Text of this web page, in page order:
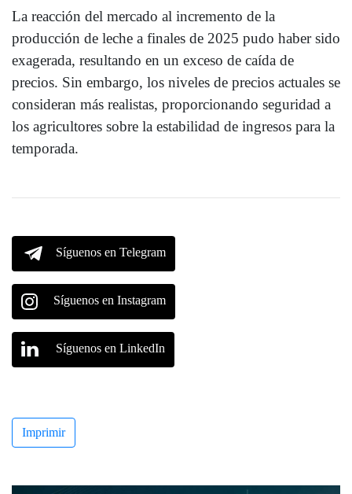
La reacción del mercado al incremento de la
producción de leche a finales de 2025 pudo haber sido
exagerada, resultando en un exceso de caída de
precios. Sin embargo, los niveles de precios actuales se
consideran más realistas, proporcionando seguridad a
los agricultores sobre la estabilidad de ingresos para la
temporada.
Síguenos en Telegram
Síguenos en Instagram
Síguenos en LinkedIn
Imprimir